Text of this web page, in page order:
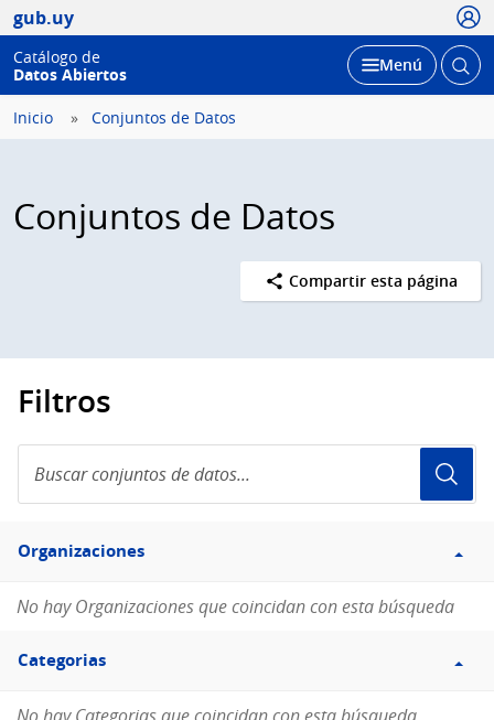
gub.uy
Catálogo de
Datos Abiertos
Desplegar
Menú Abrir
Inicio Conjuntos de Datos
Conjuntos de Datos
Compartir esta página
Filtros
conjuntos
de
Filtro
Organizaciones
Organizaciones
No hay Organizaciones que coincidan con esta búsqueda
Filtro
Categorias
Categorias